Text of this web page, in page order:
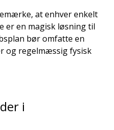
at enhver enkelt
er en magisk løsning til
bør omfatte en
og regelmæssig fysisk
i